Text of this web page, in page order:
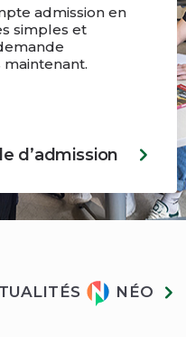
admission en
simples et
maintenant.
d’admission
NÉO